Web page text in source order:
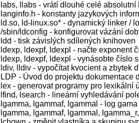
labs, llabs - vrátí dlouhé celé absolutní
langinfo.h - konstanty jazykových
ld.so, ld-linux.so* - dynamický linker /
/sbin/ldconfig - konfigurovat vázání
ldd - tisk závislých sdílených knihoven
ldexp, ldexpf, ldexpl - načte exponent
ldexp, ldexpf, ldexpl - vynásobte číslo
ldiv, lldiv - vypočítat kvocient a zbytek
LDP - Úvod do projektu dokumentace
lex - generovat programy pro lexikální
lfind, lsearch - lineární vyhledávání
lgamma, lgammaf, lgammal - log
lgamma, lgammaf, lgammal,